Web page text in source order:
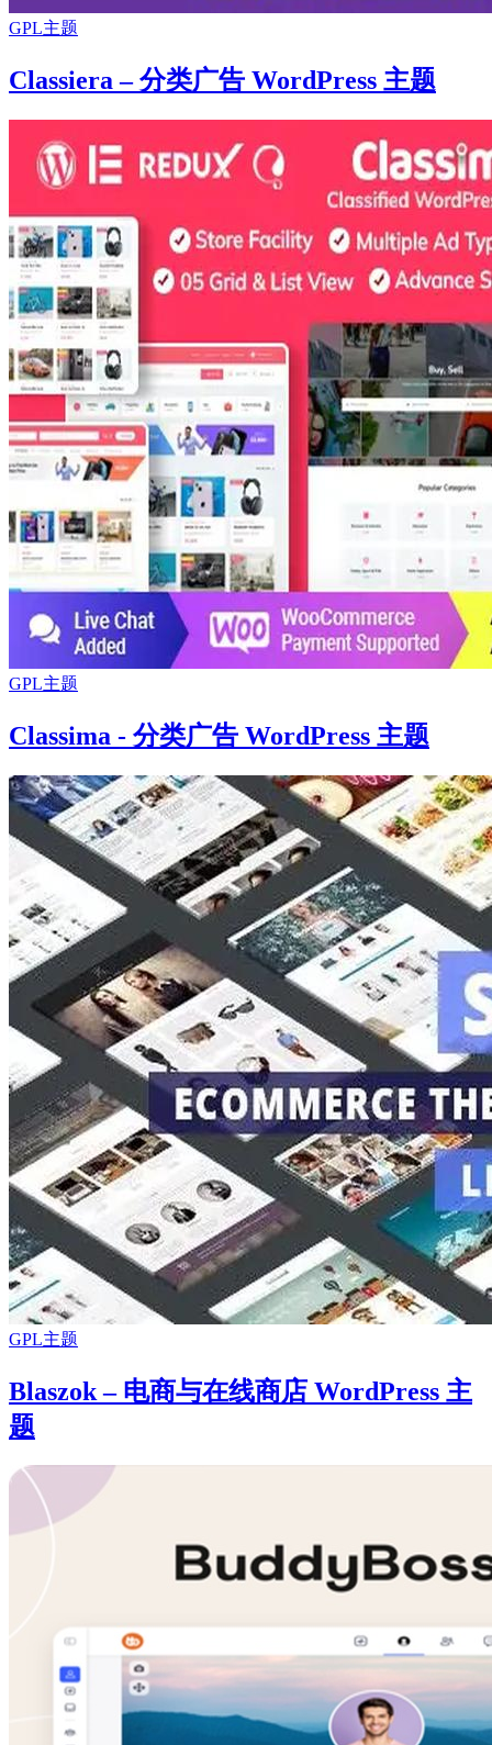
GPL主题
Classiera – 分类广告 WordPress 主题
GPL主题
Classima - 分类广告 WordPress 主题
GPL主题
Blaszok – 电商与在线商店 WordPress 主
题